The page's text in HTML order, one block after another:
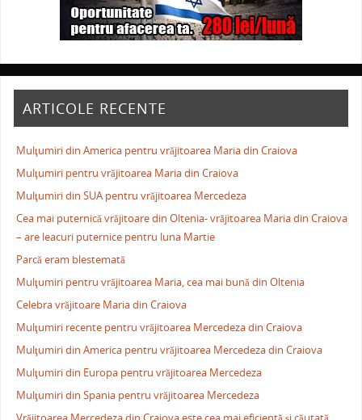
ARTICOLE RECENTE
Mulţumiri din America pentru vrăjitoarea Maria din Craiova
Mulţumiri pentru vrăjitoarea Maria din Craiova
Mulţumiri din SUA pentru vrăjitoarea Mercedeza
Cea mai puternică vrăjitoare din Oltenia- vrăjitoarea Maria din Craiova
– are leacuri puternice pentru luna Martie
Parcă eram blestemată
Mulţumiri pentru vrăjitoarea Maria, cea mai bună din Oltenia
Celebra vrăjitoare Maria din Craiova
Mulţumiri recente pentru vrăjitoarea Mercedeza din Craiova
Mulţumiri din America pentru vrăjitoarea Mercedeza din Craiova
Mulţumiri din Europa pentru vrăjitoarea Mercedeza
Mulţumiri din Spania pentru vrăjitoarea Mercedeza